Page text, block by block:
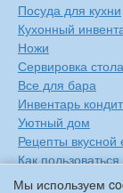
Мы используем
Посуда для кухни
Кухонный
Ножи
Сервировка стола
Все для бара
Инвентарь
Уютный дом
Рецепты вкусной
Как пользоваться
сковородкой